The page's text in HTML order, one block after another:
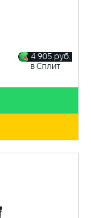
4 905 руб.
в Сплит